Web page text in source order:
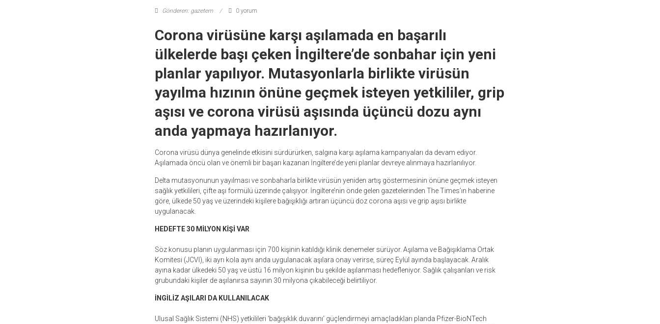
Gönderen: gazetem 0 yorum
Corona virüsüne karşı aşılamada en başarılı
ülkelerde başı çeken İngiltere’de sonbahar için yeni
planlar yapılıyor. Mutasyonlarla birlikte virüsün
yayılma hızının önüne geçmek isteyen yetkililer, grip
aşısı ve corona virüsü aşısında üçüncü dozu aynı
anda yapmaya hazırlanıyor.
Corona virüsü dünya genelinde etkisini sürdürürken, salgına karşı aşılama kampanyaları da devam ediyor.
Aşılamada öncü olan ve önemli bir başarı kazanan İngiltere’de yeni planlar devreye alınmaya hazırlanılıyor.
Delta mutasyonunun yayılması ve sonbaharla birlikte virüsün yeniden artış göstermesinin önüne geçmek isteyen
sağlık yetkilileri, çifte aşı formülü üzerinde çalışıyor. İngiltere’nin önde gelen gazetelerinden The Times’ın haberine
göre, ülkede 50 yaş ve üzerindeki kişilere bağışıklığı artıran üçüncü doz corona aşısı ve grip aşısı birlikte
uygulanacak.
HEDEFTE 30 MİLYON KİŞİ VAR
Söz konusu planın uygulanması için 700 kişinin katıldığı klinik denemeler sürüyor. Aşılama ve Bağışıklama Ortak
Komitesi (JCVI), iki ayrı kola aynı anda uygulanacak aşılara onay verirse, süreç Eylül ayında başlayacak. Aralık
ayına kadar ülkedeki 50 yaş ve üstü 16 milyon kişinin bu şekilde aşılanması hedefleniyor. Sağlık çalışanları ve risk
grubundaki kişiler de aşılanırsa sayının 30 milyona çıkabileceği belirtiliyor.
İNGİLİZ AŞILARI DA KULLANILACAK
Ulusal Sağlık Sistemi (NHS) yetkilileri ‘bağışıklık duvarını’ güçlendirmeyi amaçladıkları planda Pfizer-BioNTech